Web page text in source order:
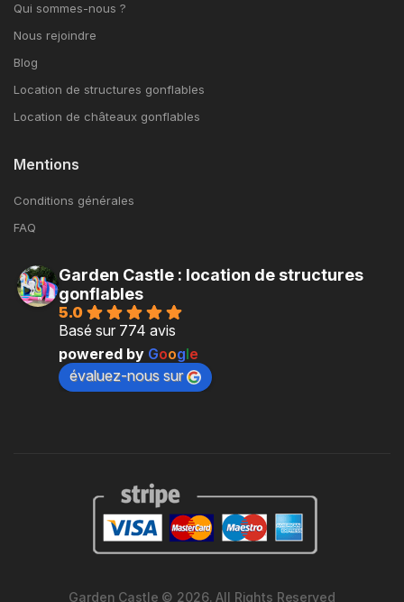
Qui sommes-nous ?
Nous rejoindre
Blog
Location de structures gonflables
Location de châteaux gonflables
Mentions
Conditions générales
FAQ
Garden Castle : location de structures
gonflables
5.0
Basé sur 774 avis
powered by Google
évaluez-nous sur
Garden Castle © 2026. All Rights Reserved